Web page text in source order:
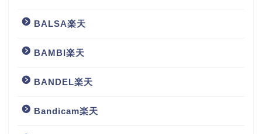
BALSA楽天
BAMBI楽天
BANDEL楽天
Bandicam楽天